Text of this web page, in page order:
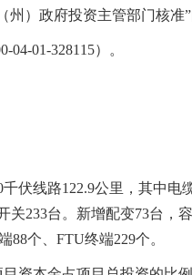
）政府投资主管部门核准
01-328115） 。
伏线路122.9公里，其中电
关233台 。 新增配变73台，
88个、FTU终端229个。